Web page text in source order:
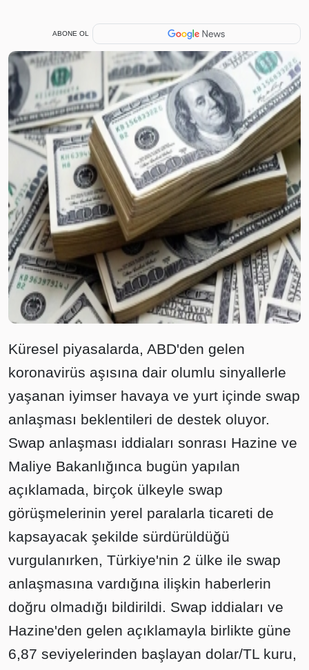
ABONE OL
Küresel piyasalarda, ABD'den gelen
koronavirüs aşısına dair olumlu sinyallerle
yaşanan iyimser havaya ve yurt içinde swap
anlaşması beklentileri de destek oluyor.
Swap anlaşması iddiaları sonrası Hazine ve
Maliye Bakanlığınca bugün yapılan
açıklamada, birçok ülkeyle swap
görüşmelerinin yerel paralarla ticareti de
kapsayacak şekilde sürdürüldüğü
vurgulanırken, Türkiye'nin 2 ülke ile swap
anlaşmasına vardığına ilişkin haberlerin
doğru olmadığı bildirildi. Swap iddiaları ve
Hazine'den gelen açıklamayla birlikte güne
6,87 seviyelerinden başlayan dolar/TL kuru,